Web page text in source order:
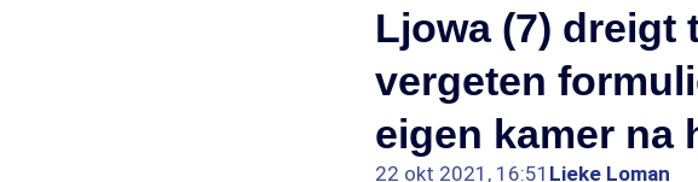
Ljowa (7) dreigt
vergeten
eigen kamer na
22 okt 2021, 16:51 Lieke Loman